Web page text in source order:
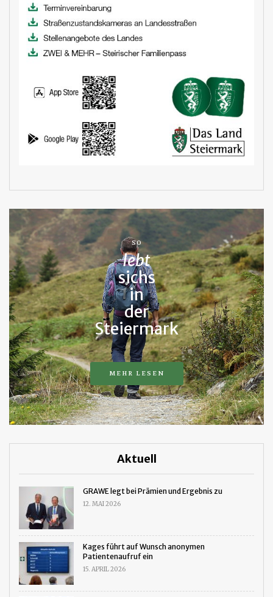
SO
lebt
sichs
in
der
Steiermark
MEHR LESEN
Aktuell
GRAWE legt bei Prämien und Ergebnis zu
12. MAI 2026
Kages führt auf Wunsch anonymen
Patientenaufruf ein
15. APRIL 2026